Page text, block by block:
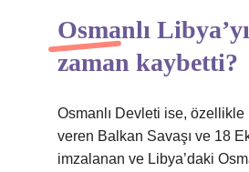
Osmanlı
zaman kaybetti?
Osmanlı Devleti ise, özellikle
veren Balkan Savaşı ve 18
imzalanan ve Libya’daki